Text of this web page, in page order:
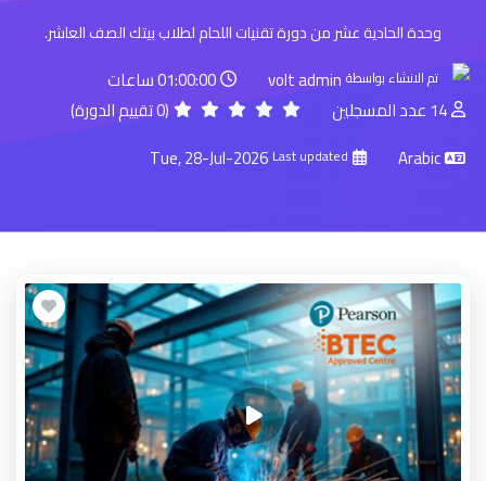
وحدة الحادية عشر من دورة تقنيات اللحام لطلاب بيتك الصف العاشر.
تم الانشاء بواسطة volt admin
01:00:00 ساعات
14 عدد المسجلين
(0 تقييم الدورة)
Arabic
Last updated
Tue, 28-Jul-2026